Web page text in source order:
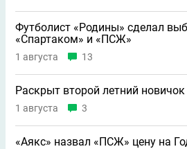
Футболист «Родины» сделал
«Спартаком» и «ПСЖ»
1 августа 13
Раскрыт второй летний
1 августа 3
«Аякс» назвал «ПСЖ» цену на